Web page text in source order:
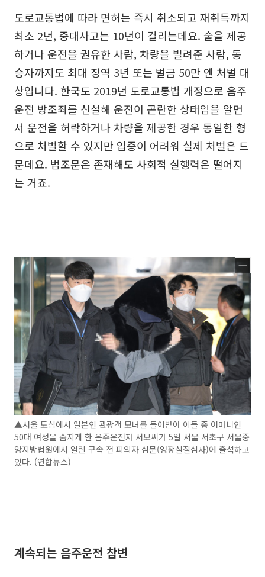
도로교통법에 따라 면허는 즉시 취소되고 재취득까지
최소 2년, 중대사고는 10년이 걸리는데요. 술을 제공
하거나 운전을 권유한 사람, 차량을 빌려준 사람, 동
승자까지도 최대 징역 3년 또는 벌금 50만 엔 처벌 대
상입니다. 한국도 2019년 도로교통법 개정으로 음주
운전 방조죄를 신설해 운전이 곤란한 상태임을 알면
서 운전을 허락하거나 차량을 제공한 경우 동일한 형
으로 처벌할 수 있지만 입증이 어려워 실제 처벌은 드
문데요. 법조문은 존재해도 사회적 실행력은 떨어지
는 거죠.
▲서울 도심에서 일본인 관광객 모녀를 들이받아 이들 중 어머니인
50대 여성을 숨지게 한 음주운전자 서모씨가 5일 서울 서초구 서울중
앙지방법원에서 열린 구속 전 피의자 심문(영장실질심사)에 출석하고
있다. (연합뉴스)
계속되는 음주운전 참변